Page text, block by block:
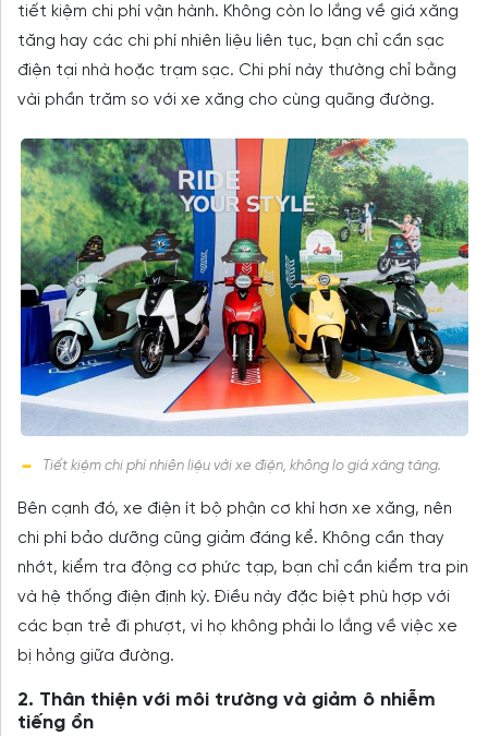
tiết kiệm chi phí vận hành. Không còn lo lắng về giá xăng
tăng hay các chi phí nhiên liệu liên tục, bạn chỉ cần sạc
điện tại nhà hoặc trạm sạc. Chi phí này thường chỉ bằng
vài phần trăm so với xe xăng cho cùng quãng đường.
Tiết kiệm chi phí nhiên liệu với xe điện, không lo giá xăng tăng.
Bên cạnh đó, xe điện ít bộ phận cơ khí hơn xe xăng, nên
chi phí bảo dưỡng cũng giảm đáng kể. Không cần thay
nhớt, kiểm tra động cơ phức tạp, bạn chỉ cần kiểm tra pin
và hệ thống điện định kỳ. Điều này đặc biệt phù hợp với
các bạn trẻ đi phượt, vì họ không phải lo lắng về việc xe
bị hỏng giữa đường.
2. Thân thiện với môi trường và giảm ô nhiễm
tiếng ồn